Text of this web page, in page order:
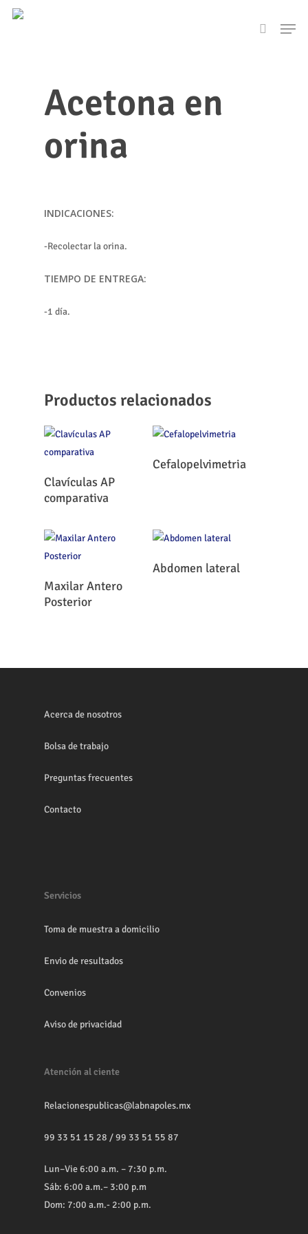
Skip
search
Acetona en
orina
INDICACIONES:
-Recolectar la orina.
TIEMPO DE ENTREGA:
-1 día.
Productos relacionados
Leer Más
Clavículas AP
comparativa
Leer Más
Cefalopelvimetria
Leer Más
Maxilar Antero
Posterior
Leer Más
Abdomen lateral
Acerca de nosotros
Bolsa de trabajo
Preguntas frecuentes
Contacto
Servicios
Toma de muestra a domicilio
Envio de resultados
Convenios
Aviso de privacidad
Atención al ciente
Relacionespublicas@labnapoles.mx
99 33 51 15 28 /99 33 51 55 87
Lun–Vie 6:00 a.m. – 7:30 p.m.
Sáb: 6:00 a.m.– 3:00 p.m
Dom: 7:00 a.m.- 2:00 p.m.